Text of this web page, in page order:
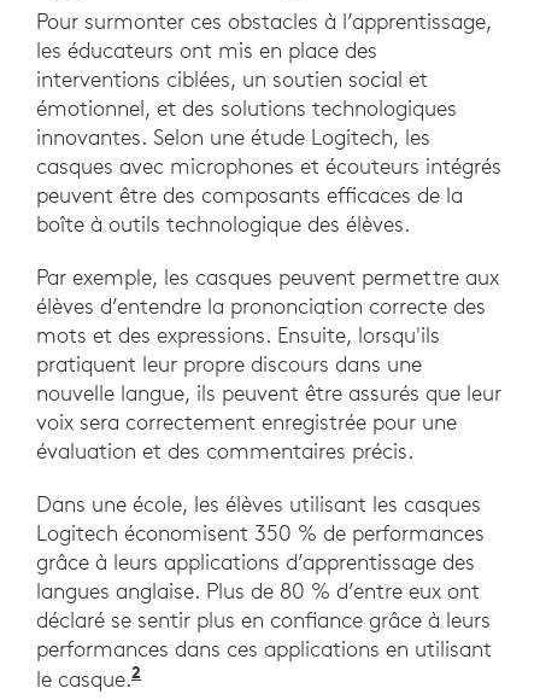
Pour surmonter ces obstacles à l’apprentissage,
les éducateurs ont mis en place des
interventions ciblées, un soutien social et
émotionnel, et des solutions technologiques
innovantes. Selon une étude Logitech, les
casques avec microphones et écouteurs intégrés
peuvent être des composants efficaces de la
boîte à outils technologique des élèves.
Par exemple, les casques peuvent permettre aux
élèves d’entendre la prononciation correcte des
mots et des expressions. Ensuite, lorsqu'ils
pratiquent leur propre discours dans une
nouvelle langue, ils peuvent être assurés que leur
voix sera correctement enregistrée pour une
évaluation et des commentaires précis.
Dans une école, les élèves utilisant les casques
Logitech économisent 350 % de performances
grâce à leurs applications d’apprentissage des
langues anglaise. Plus de 80 % d’entre eux ont
déclaré se sentir plus en confiance grâce à leurs
performances dans ces applications en utilisant
le casque.2